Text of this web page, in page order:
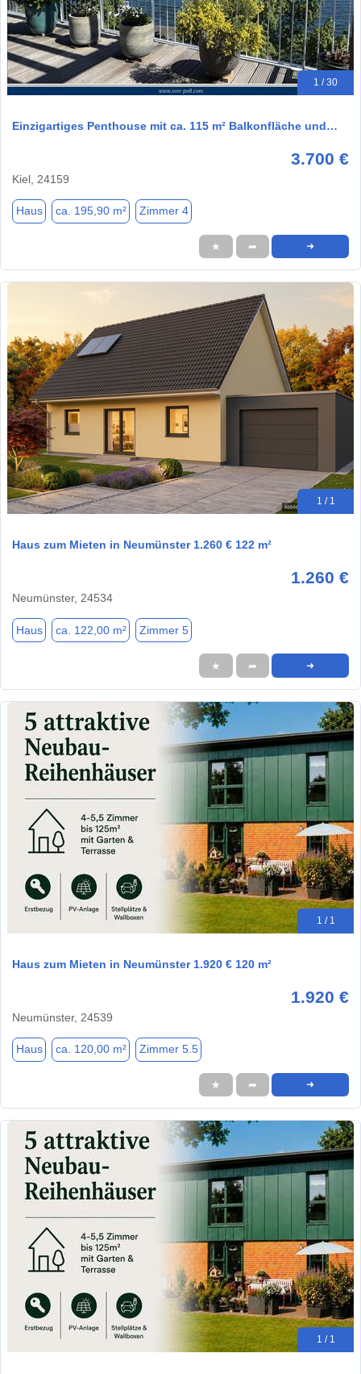
1 / 30
Einzigartiges Penthouse mit ca. 115 m² Balkonfläche und…
3.700 €
Kiel, 24159
Haus ca. 195,90 m² Zimmer 4
★ ➦ ➜
1 / 1
Haus zum Mieten in Neumünster 1.260 € 122 m²
1.260 €
Neumünster, 24534
Haus ca. 122,00 m² Zimmer 5
★ ➦ ➜
1 / 1
Haus zum Mieten in Neumünster 1.920 € 120 m²
1.920 €
Neumünster, 24539
Haus ca. 120,00 m² Zimmer 5.5
★ ➦ ➜
1 / 1